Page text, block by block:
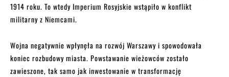
1914 roku. To wtedy Imperium Rosyjskie wstąpiło w konflikt
militarny z Niemcami.
Wojna negatywnie wpłynęła na rozwój Warszawy i spowodowała
koniec rozbudowy miasta. Powstawanie wieżowców zostało
zawieszone, tak samo jak inwestowanie w transformację